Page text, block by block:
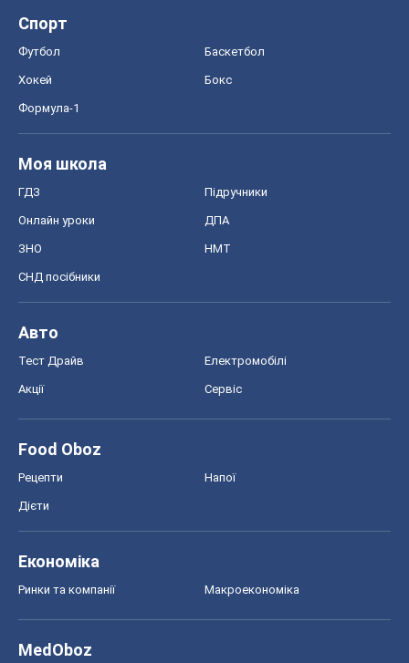
Спорт
Футбол Баскетбол
Хокей Бокс
Формула-1
Моя школа
ГДЗ Підручники
Онлайн уроки ДПА
ЗНО НМТ
СНД посібники
Авто
Тест Драйв Електромобілі
Акції Сервіс
Food Oboz
Рецепти Напої
Дієти
Економіка
Ринки та компанії Макроекономіка
MedOboz